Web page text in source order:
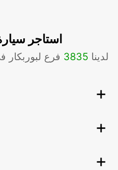
استاجر
لدينا 3835 فرع لبوربكار